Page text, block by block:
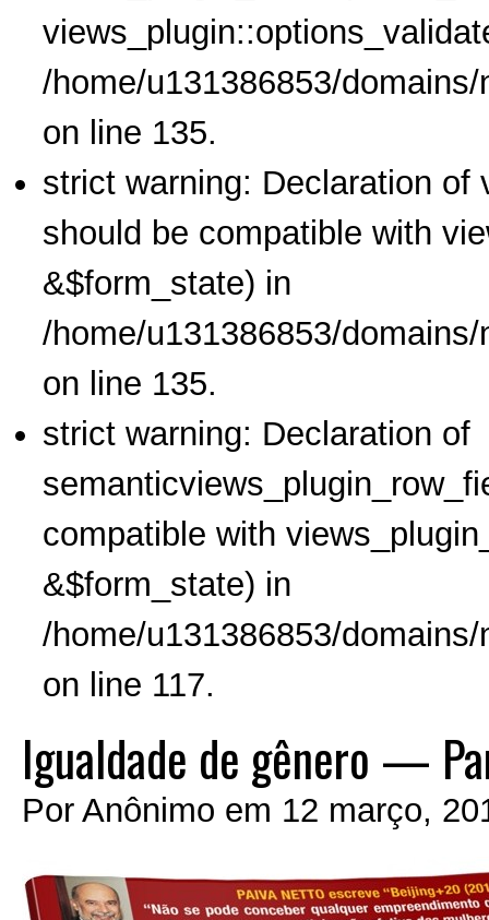
/home/u131386853/
on line 135.
strict warning: Declaration of
should be compatible with
&$form_state) in
/home/u131386853/
on line 135.
strict warning: Declaration of
compatible with
&$form_state) in
/home/u131386853/
on line 117.
Igualdade de gênero —
Por Anônimo em 12 março,